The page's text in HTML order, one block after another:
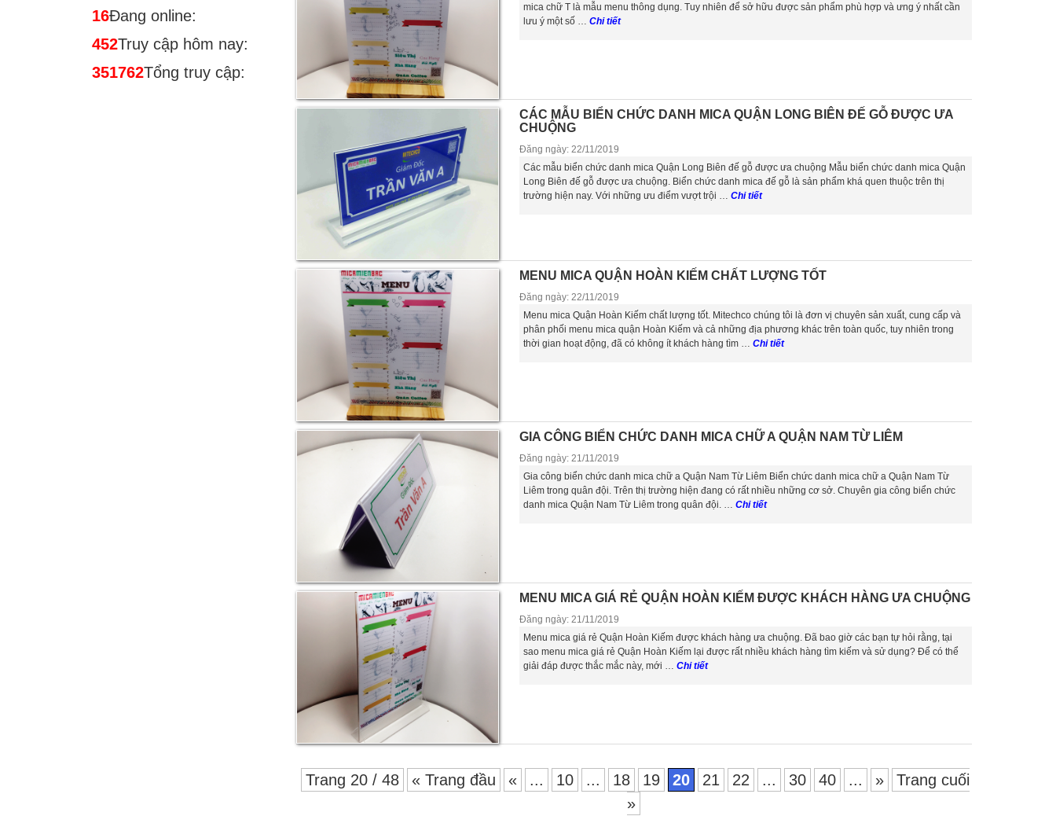
16Đang online:
452Truy cập hôm nay:
351762Tổng truy cập:
mica chữ T là mẫu menu thông dụng. Tuy nhiên để sở hữu được sản phẩm phù hợp và ưng ý nhất cần
lưu ý một số … Chi tiết
CÁC MẪU BIỂN CHỨC DANH MICA QUẬN LONG BIÊN ĐẾ GỖ ĐƯỢC ƯA
CHUỘNG
Đăng ngày: 22/11/2019
Các mẫu biển chức danh mica Quận Long Biên đế gỗ được ưa chuộng Mẫu biển chức danh mica Quận
Long Biên đế gỗ được ưa chuộng. Biển chức danh mica đế gỗ là sản phẩm khá quen thuộc trên thị
trường hiện nay. Với những ưu điểm vượt trội … Chi tiết
MENU MICA QUẬN HOÀN KIẾM CHẤT LƯỢNG TỐT
Đăng ngày: 22/11/2019
Menu mica Quận Hoàn Kiếm chất lượng tốt. Mitechco chúng tôi là đơn vị chuyên sản xuất, cung cấp và
phân phối menu mica quận Hoàn Kiếm và cả những địa phương khác trên toàn quốc, tuy nhiên trong
thời gian hoạt động, đã có không ít khách hàng tìm … Chi tiết
GIA CÔNG BIỂN CHỨC DANH MICA CHỮ A QUẬN NAM TỪ LIÊM
Đăng ngày: 21/11/2019
Gia công biển chức danh mica chữ a Quận Nam Từ Liêm Biển chức danh mica chữ a Quận Nam Từ
Liêm trong quân đội. Trên thị trường hiện đang có rất nhiều những cơ sở. Chuyên gia công biển chức
danh mica Quận Nam Từ Liêm trong quân đội. … Chi tiết
MENU MICA GIÁ RẺ QUẬN HOÀN KIẾM ĐƯỢC KHÁCH HÀNG ƯA CHUỘNG
Đăng ngày: 21/11/2019
Menu mica giá rẻ Quận Hoàn Kiếm được khách hàng ưa chuộng. Đã bao giờ các bạn tự hỏi rằng, tại
sao menu mica giá rẻ Quận Hoàn Kiếm lại được rất nhiều khách hàng tìm kiếm và sử dụng? Để có thể
giải đáp được thắc mắc này, mới … Chi tiết
Trang 20 / 48 « Trang đầu « ... 10 ... 18 19 20 21 22 ... 30 40 ... »
Trang cuối
»